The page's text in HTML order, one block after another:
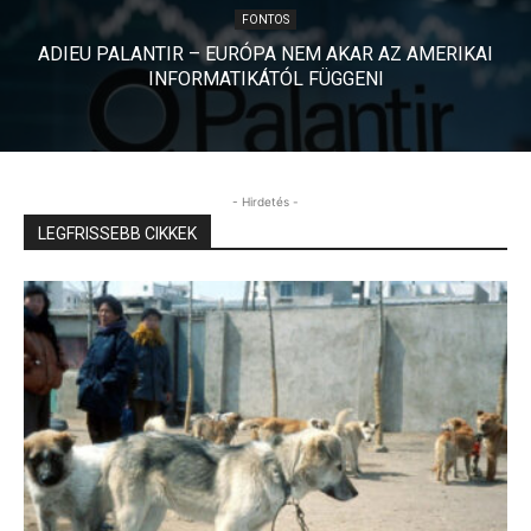
megfogalmazott súlyos és valótlan állítások miatt,
amelyeket a 2019-es önkormányzati választási
kampány véghajrájában terjesztett a
kormánypropaganda. A polgármestert szexuális
Tovább romlott a helyzet az állami
egészségügyben: a három leghosszabb várólistán már
35 623 beteg szerepel, ami közel 21 százalékos
növekedést jelent egy év alatt.
Az Egyesült Államok és Irán szerdán kora reggel
támadásokat indítottak egymás ellen, miután hétfőn
az iráni erők lelőttek egy amerikai helikopter a
Hormuzi-szoros közelében.
A Tisza kétharmad beszántja a NER egyik
FONTOS
ADIEU PALANTIR – EURÓPA NEM AKAR AZ AMERIKAI
INFORMATIKÁTÓL FÜGGENI
- Hirdetés -
LEGFRISSEBB CIKKEK